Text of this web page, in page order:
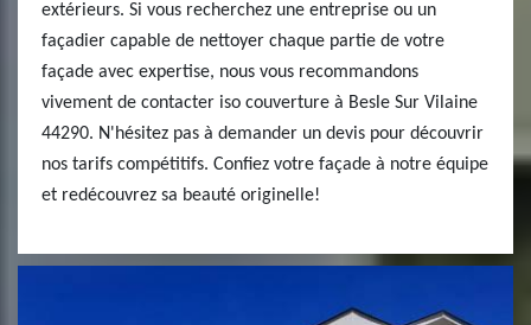
extérieurs. Si vous recherchez une entreprise ou un
façadier capable de nettoyer chaque partie de votre
façade avec expertise, nous vous recommandons
vivement de contacter iso couverture à Besle Sur Vilaine
44290. N'hésitez pas à demander un devis pour découvrir
nos tarifs compétitifs. Confiez votre façade à notre équipe
et redécouvrez sa beauté originelle!